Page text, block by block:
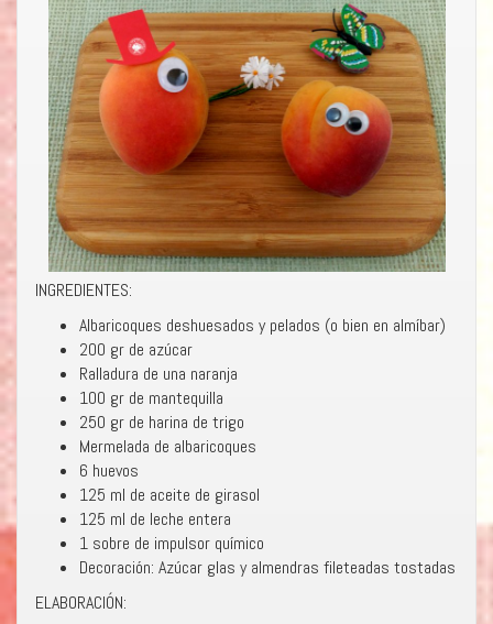
INGREDIENTES:
Albaricoques deshuesados y pelados (o bien en almíbar)
200 gr de azúcar
Ralladura de una naranja
100 gr de mantequilla
250 gr de harina de trigo
Mermelada de albaricoques
6 huevos
125 ml de aceite de girasol
125 ml de leche entera
1 sobre de impulsor químico
Decoración: Azúcar glas y almendras fileteadas tostadas
ELABORACIÓN: